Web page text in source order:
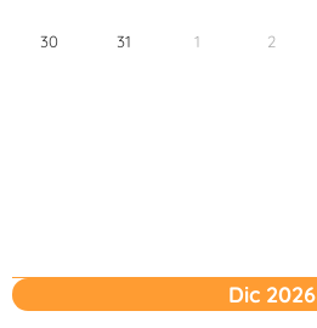
30 31 1 2
Dic 2026